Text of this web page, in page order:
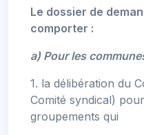
Le dossier de
comporter :
a) Pour les
1. la délibération du
Comité syndical)
groupements qui